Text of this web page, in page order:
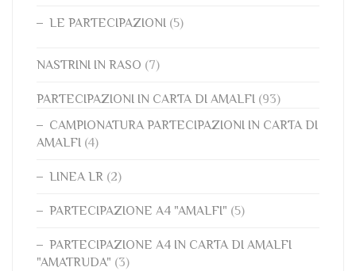
LE PARTECIPAZIONI (5)
NASTRINI IN RASO (7)
PARTECIPAZIONI IN CARTA DI AMALFI (93)
CAMPIONATURA PARTECIPAZIONI IN CARTA DI
AMALFI (4)
LINEA LR (2)
PARTECIPAZIONE A4 "AMALFI" (5)
PARTECIPAZIONE A4 IN CARTA DI AMALFI
"AMATRUDA" (3)